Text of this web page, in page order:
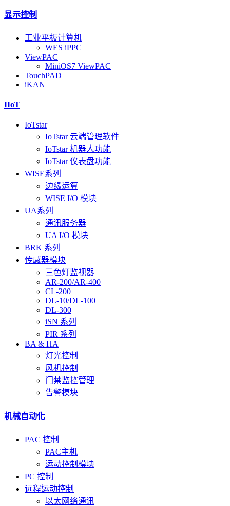
显示控制
工业平板计算机
WES iPPC
ViewPAC
MiniOS7 ViewPAC
TouchPAD
iKAN
IIoT
IoTstar
IoTstar 云端管理软件
IoTstar 机器人功能
IoTstar 仪表盘功能
WISE系列
边缘运算
WISE I/O 模块
UA系列
通讯服务器
UA I/O 模块
BRK 系列
传感器模块
三色灯监视器
AR-200/AR-400
CL-200
DL-10/DL-100
DL-300
iSN 系列
PIR 系列
BA & HA
灯光控制
风机控制
门禁监控管理
告警模块
机械自动化
PAC 控制
PAC主机
运动控制模块
PC 控制
远程运动控制
以太网络通讯